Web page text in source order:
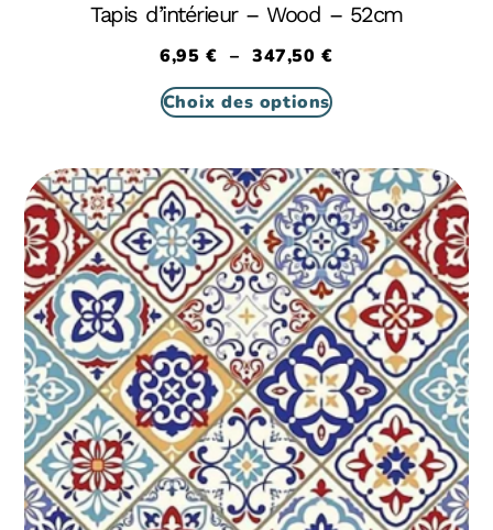
Tapis d’intérieur – Wood – 52cm
6,95€ – 347,50€
Choix des options